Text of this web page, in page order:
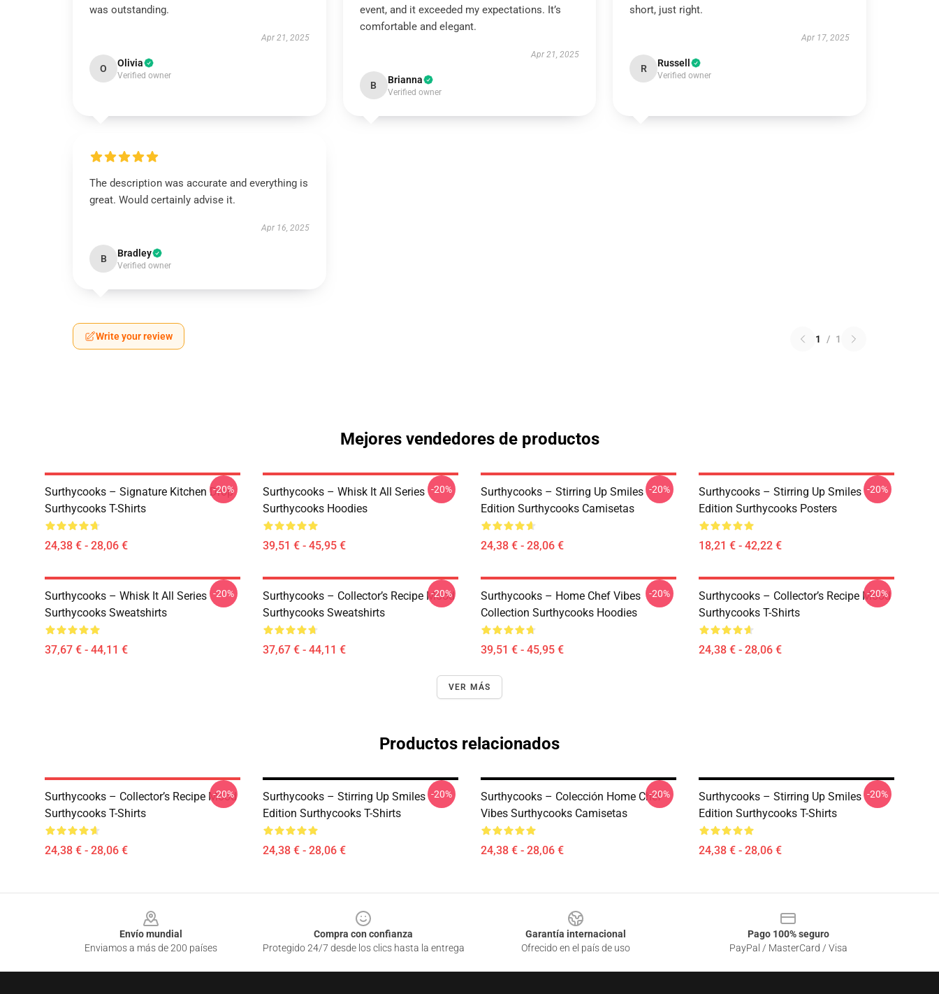
was outstanding.
Apr 21, 2025
O Olivia
Verified owner
event, and it exceeded my expectations. It’s
comfortable and elegant.
Apr 21, 2025
B Brianna
Verified owner
short, just right.
Apr 17, 2025
R Russell
Verified owner
The description was accurate and everything is
great. Would certainly advise it.
Apr 16, 2025
B Bradley
Verified owner
Write your review 1 / 1
Mejores vendedores de productos
Surthycooks – Signature Kitchen Drop
Surthycooks T-Shirts
24,38 € - 28,06 €
-20%
Surthycooks – Whisk It All Series
Surthycooks Hoodies
39,51 € - 45,95 €
-20%
Surthycooks – Stirring Up Smiles
Edition Surthycooks Camisetas
24,38 € - 28,06 €
-20%
Surthycooks – Stirring Up Smiles
Edition Surthycooks Posters
18,21 € - 42,22 €
-20%
Surthycooks – Whisk It All Series
Surthycooks Sweatshirts
37,67 € - 44,11 €
-20%
Surthycooks – Collector’s Recipe Mood
Surthycooks Sweatshirts
37,67 € - 44,11 €
-20%
Surthycooks – Home Chef Vibes
Collection Surthycooks Hoodies
39,51 € - 45,95 €
-20%
Surthycooks – Collector’s Recipe Mood
Surthycooks T-Shirts
24,38 € - 28,06 €
-20%
VER MÁS
Productos relacionados
Surthycooks – Collector’s Recipe Mood
Surthycooks T-Shirts
24,38 € - 28,06 €
-20%
Surthycooks – Stirring Up Smiles
Edition Surthycooks T-Shirts
24,38 € - 28,06 €
-20%
Surthycooks – Colección Home Chef
Vibes Surthycooks Camisetas
24,38 € - 28,06 €
-20%
Surthycooks – Stirring Up Smiles
Edition Surthycooks T-Shirts
24,38 € - 28,06 €
-20%
Envío mundial
Enviamos a más de 200 países
Compra con confianza
Protegido 24/7 desde los clics hasta la entrega
Garantía internacional
Ofrecido en el país de uso
Pago 100% seguro
PayPal / MasterCard / Visa